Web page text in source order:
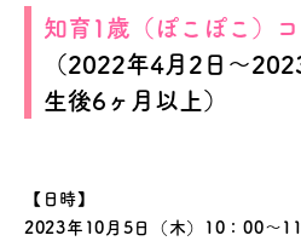
知育1歳（ぽこぽこ）コ
（2022年4月2日～
生後6ヶ月以上）
【日時】
2023年10月5日（木）10：00～